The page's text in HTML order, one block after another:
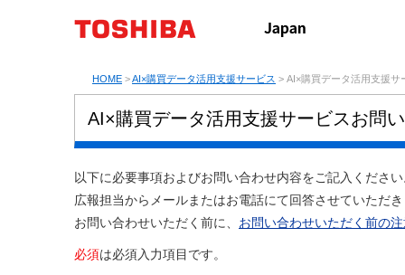
HOME >AI×購買データ活用支援サービス > AI×購買データ活用支援サ
AI×購買データ活用支援サービスお問
以下に必要事項およびお問い合わせ内容をご記入くださ
広報担当からメールまたはお電話にて回答させていただ
お問い合わせいただく前に、 お問い合わせいただく前の
必須は必須入力項目です。